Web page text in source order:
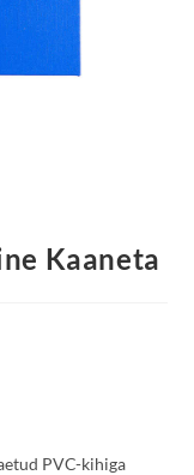
Kaaneta
PVC-kihiga